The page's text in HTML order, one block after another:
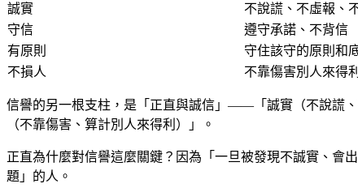
誠實
不說謊、不虛報、
守信
遵守承諾、不背信
有原則
守住該守的原則和
不損人
不靠傷害別人來得利
信譽的另一根支柱，是「正直與誠信」——「誠實（不說謊
（不靠傷害、算計別人來得利）」。
正直為什麼對信譽這麼關鍵？因為「一旦被發現不誠實、會
題」的人。